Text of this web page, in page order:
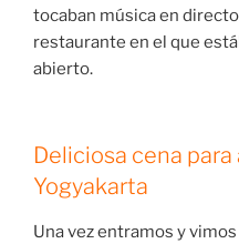
tocaban música en
restaurante en el que
abierto.
Deliciosa cena para
Yogyakarta
Una vez entramos y